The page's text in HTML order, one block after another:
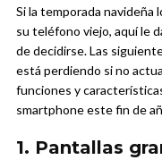
Si la temporada navideña
su teléfono viejo, aquí le
de decidirse. Las
está perdiendo si no
funciones y
smartphone este fin de
1. Pantallas